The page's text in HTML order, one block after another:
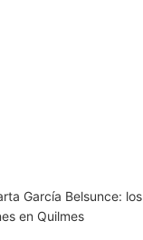
García Belsunce: los
en Quilmes